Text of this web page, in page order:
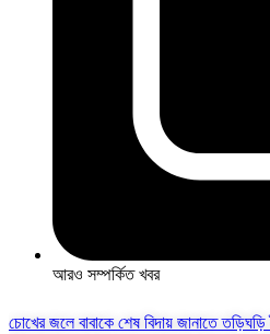
আরও সম্পর্কিত খবর
চোখের জলে বাবাকে শেষ বিদায় জানাতে